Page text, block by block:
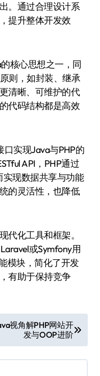
。通过合理设计系
提升整体开发效
核心思想之一，同
则，如封装、继承
清晰、可维护的代
代码结构都是高效
实现Java与PHP的
API，PHP通过
实现数据共享与功能
的灵活性，也降低
代化工具和框架。
或Symfony用
模块，简化了开发
有助于保持竞争
视角解PHP网站开
发与OOP进阶